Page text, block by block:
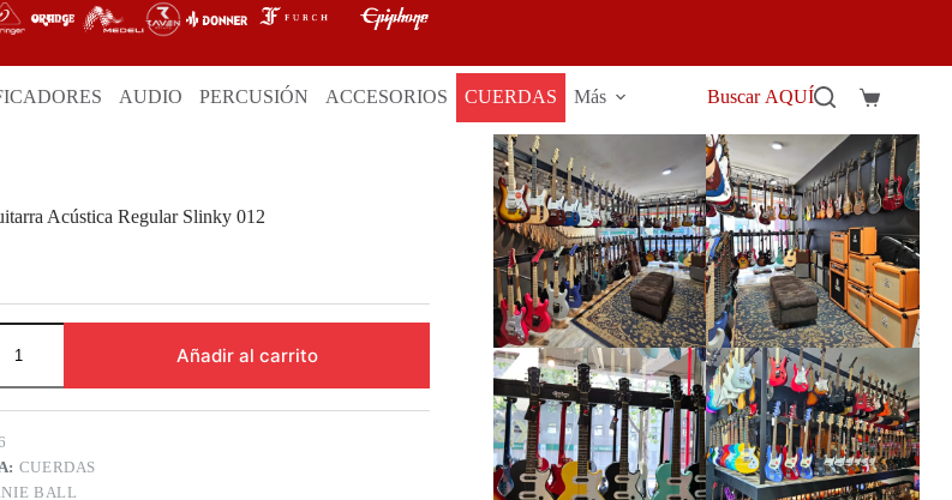
AUDIO PERCUSIÓN ACCESORIOS CUERDAS Más Buscar AQUÍ
Carro
compra
Acústica Regular Slinky 012
Añadir al carrito
CUERDAS
BALL